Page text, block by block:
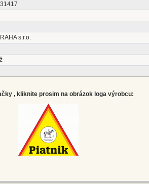
s.r.o.
, kliknite prosim na obrázok loga výrobcu: